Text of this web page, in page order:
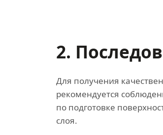
2.
Для получения
рекомендуется
по подготовке
слоя.